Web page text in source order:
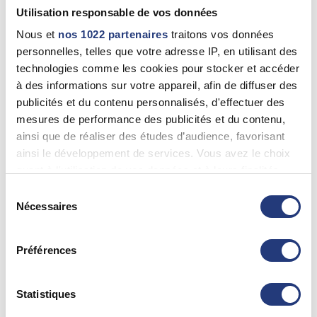
Utilisation responsable de vos données
Nous et nos 1022 partenaires traitons vos données
personnelles, telles que votre adresse IP, en utilisant des
technologies comme les cookies pour stocker et accéder
à des informations sur votre appareil, afin de diffuser des
publicités et du contenu personnalisés, d'effectuer des
mesures de performance des publicités et du contenu,
ainsi que de réaliser des études d’audience, favorisant
ainsi le développement de services. Vous avez le choix
tout moment en consultant la Déclaration relative aux
cookies ou en cliquant sur l'icône de confidentialité.
Si vous le permettez, nous aimerions également :
géographique qui peuvent être précises à plusieurs
Nécessaires
Préférences
Statistiques
Valence (26000)
26 - Drôme
Xavier CHAMBON
Valence (26000)
04 75 75 74 38
26 - Drôme
Bourg-De-Péage (26300)